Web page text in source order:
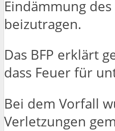
Eindämmung des
beizutragen.
Das BFP erklärt
dass Feuer für
Bei dem Vorfall
Verletzungen